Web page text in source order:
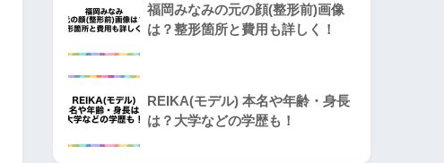
福岡みなみの元の顔(整形前)画像
は？整形箇所と費用も詳しく！
REIKA(モデル) 本名や年齢・身長
は？大学などの学歴も！